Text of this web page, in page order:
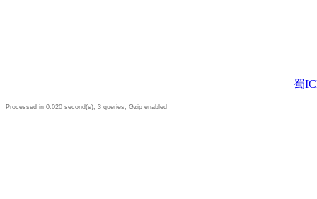
蜀
Processed in 0.020 second(s), 3 queries, Gzip enabled